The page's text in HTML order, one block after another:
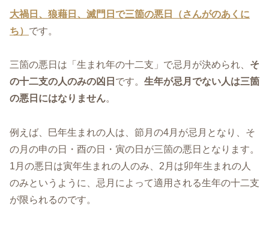
大禍日、狼藉日、滅門日で三箇の悪日（さんがのあくに
ち） です。
三箇の悪日は「生まれ年の十二支」で忌月が決められ、 そ
の十二支の人のみの凶日 です。 生年が忌月でない人は三箇
の悪日にはなりません。
例えば、巳年生まれの人は、節月の4月が忌月となり、そ
の月の申の日・酉の日・寅の日が三箇の悪日となります。
1月の悪日は寅年生まれの人のみ、2月は卯年生まれの人
のみというように、忌月によって適用される生年の十二支
が限られるのです。